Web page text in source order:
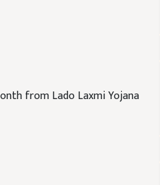
from Lado Laxmi Yojana